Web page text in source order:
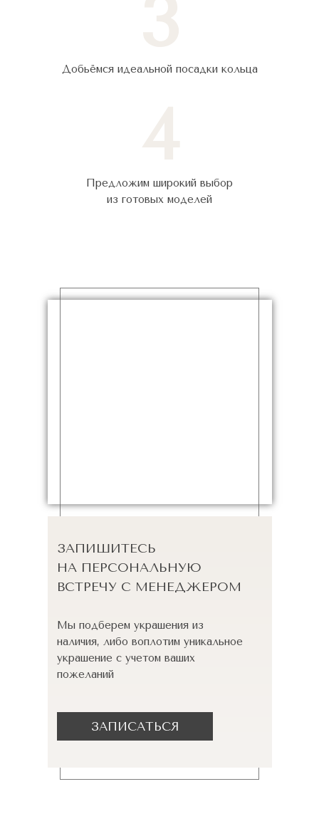
Добьёмся идеальной посадки кольца
Предложим широкий выбор
из готовых моделей
ЗАПИШИТЕСЬ
НА ПЕРСОНАЛЬНУЮ
ВСТРЕЧУ С МЕНЕДЖЕРОМ
Мы подберем украшения из
наличия, либо воплотим уникальное
украшение с учетом ваших
пожеланий
ЗАПИСАТЬСЯ